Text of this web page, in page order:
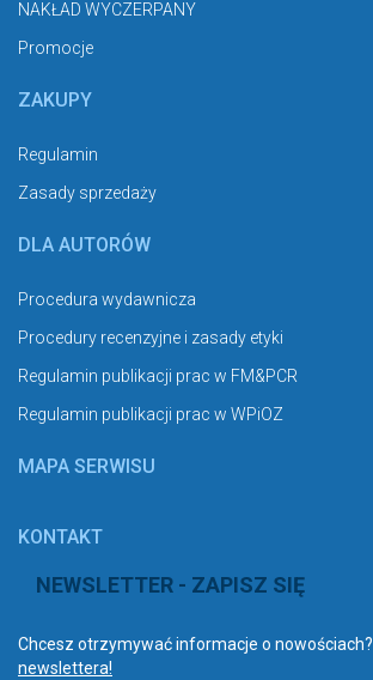
NAKŁAD WYCZERPANY
Promocje
ZAKUPY
Regulamin
Zasady sprzedaży
DLA AUTORÓW
Procedura wydawnicza
Procedury recenzyjne i zasady etyki
Regulamin publikacji prac w FM&PCR
Regulamin publikacji prac w WPiOZ
MAPA SERWISU
KONTAKT
NEWSLETTER - ZAPISZ SIĘ
Chcesz otrzymywać informacje o nowościach?
newslettera!